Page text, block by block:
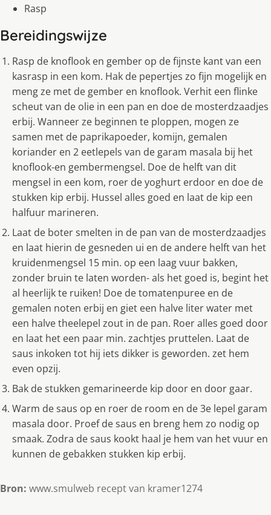
Rasp
Bereidingswijze
Rasp de knoflook en gember op de fijnste kant van een
kasrasp in een kom. Hak de pepertjes zo fijn mogelijk en
meng ze met de gember en knoflook. Verhit een flinke
scheut van de olie in een pan en doe de mosterdzaadjes
erbij. Wanneer ze beginnen te ploppen, mogen ze
samen met de paprikapoeder, komijn, gemalen
koriander en 2 eetlepels van de garam masala bij het
knoflook-en gembermengsel. Doe de helft van dit
mengsel in een kom, roer de yoghurt erdoor en doe de
stukken kip erbij. Hussel alles goed en laat de kip een
halfuur marineren.
Laat de boter smelten in de pan van de mosterdzaadjes
en laat hierin de gesneden ui en de andere helft van het
kruidenmengsel 15 min. op een laag vuur bakken,
zonder bruin te laten worden- als het goed is, begint het
al heerlijk te ruiken! Doe de tomatenpuree en de
gemalen noten erbij en giet een halve liter water met
een halve theelepel zout in de pan. Roer alles goed door
en laat het een paar min. zachtjes pruttelen. Laat de
saus inkoken tot hij iets dikker is geworden. zet hem
even opzij.
Bak de stukken gemarineerde kip door en door gaar.
Warm de saus op en roer de room en de 3e lepel garam
masala door. Proef de saus en breng hem zo nodig op
smaak. Zodra de saus kookt haal je hem van het vuur en
kunnen de gebakken stukken kip erbij.
Bron: www.smulweb recept van kramer1274